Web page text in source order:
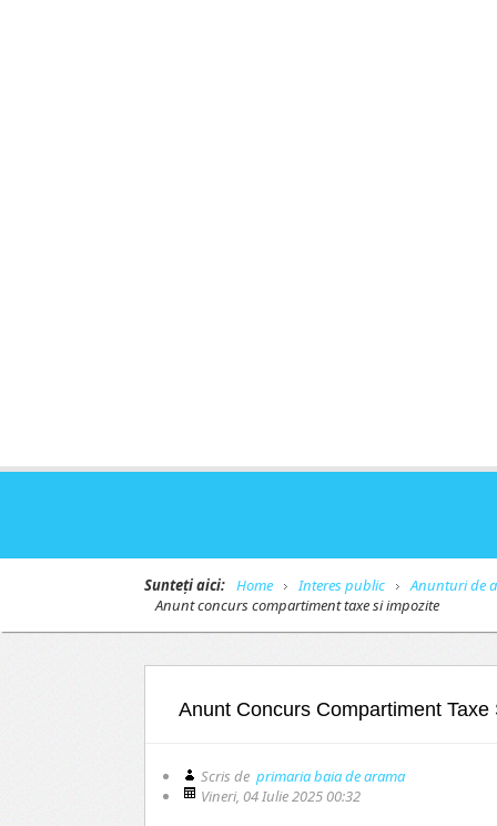
Sunteți aici: Home Interes public
Anunturi de
Anunt concurs compartiment taxe si impozite
Anunt Concurs Compartiment Taxe
Scris de primaria baia de arama
Vineri, 04 Iulie 2025 00:32